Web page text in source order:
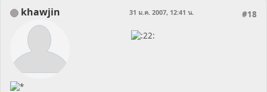
khawjin #18
31 ม.ค. 2007, 12:41 น.